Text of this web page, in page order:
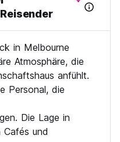
in Melbourne
Atmosphäre, die
anfühlt.
Personal, die
Die Lage in
Cafés und